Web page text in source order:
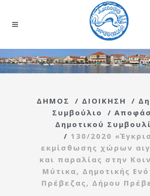
ΔΗΜΟΣ / ΔΙΟΙΚΗΣΗ /
Συμβούλιο
/
Δημοτικού
/ 130/2020
εκμίσθωσης χώρων
και παραλίας στην
Μύτικα, Δημοτικής
Πρέβεζας, Δήμου